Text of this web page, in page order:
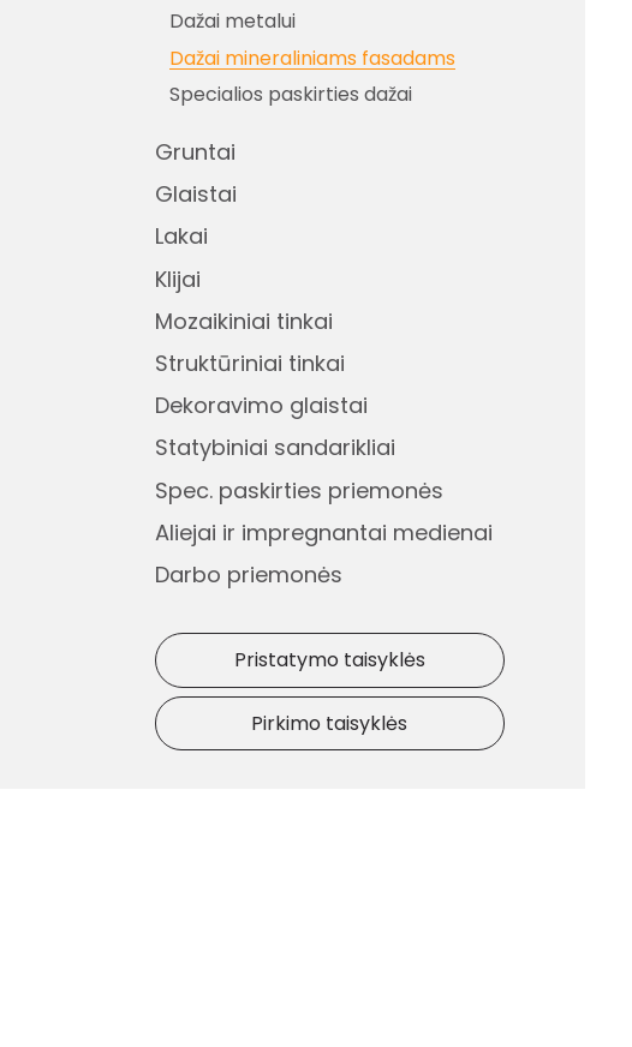
Dažai metalui
Dažai mineraliniams fasadams
Specialios paskirties dažai
Gruntai
Glaistai
Lakai
Klijai
Mozaikiniai tinkai
Struktūriniai tinkai
Dekoravimo glaistai
Statybiniai sandarikliai
Spec. paskirties priemonės
Aliejai ir impregnantai medienai
Darbo priemonės
Pristatymo taisyklės
Pirkimo taisyklės